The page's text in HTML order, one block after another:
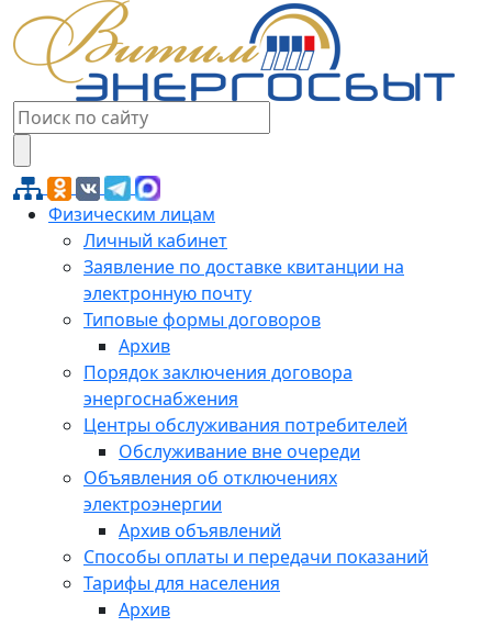
Физическим лицам
Личный кабинет
Заявление по доставке квитанции на
электронную почту
Типовые формы договоров
Архив
Порядок заключения договора
энергоснабжения
Центры обслуживания потребителей
Обслуживание вне очереди
Объявления об отключениях
электроэнергии
Архив объявлений
Способы оплаты и передачи показаний
Тарифы для населения
Архив